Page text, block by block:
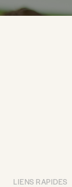
LIENS RAPIDES